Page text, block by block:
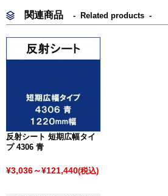
関連商品 Related products
反射シート 短期広幅タイ
プ 4306 青
¥3,036～¥121,440(税込)